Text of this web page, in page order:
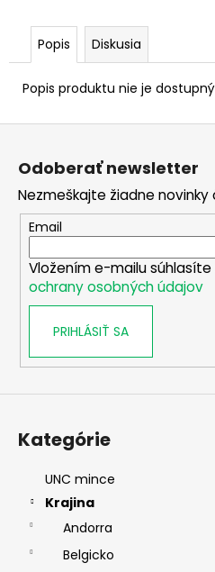
Popis Diskusia
Popis produktu nie je dostupný
EURO
ÍRSKO
-
RADE
€3,50
Z
Odoberať newsletter
Nezmeškajte žiadne
Email
Vložením e-mailu súhlasíte
ochrany osobných údajov
PRIHLÁSIŤ SA
Kategórie
UNC mince
Krajina
Andorra
Belgicko